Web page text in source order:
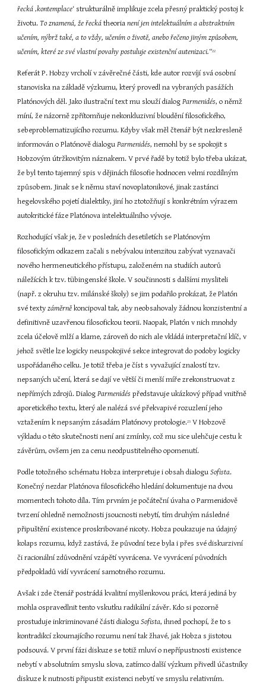
řecká ‚kontemplace‘ strukturálně implikuje zcela přesný praktický postoj k
životu. To znamená, že řecká theoria není jen intelektuálním a abstraktním
učením, nýbrž také, a to vždy, učením o životě, anebo řečeno jiným způsobem,
učením, které ze své vlastní povahy postuluje existenční autenizaci.“22
Referát P. Hobzy vrcholí v závěrečné části, kde autor rozvíjí svá osobní
stanoviska na základě výzkumu, který provedl na vybraných pasážích
Platónových děl. Jako ilustrační text mu slouží dialog Parmenidés, o němž
míní, že názorně zpřítomňuje nekonkluzivní bloudění filosofického,
sebeproblematizujícího rozumu. Kdyby však měl čtenář být nezkresleně
informován o Platónově dialogu Parmenidés, nemohl by se spokojit s
Hobzovým útržkovitým náznakem. V prvé řadě by totiž bylo třeba ukázat,
že byl tento tajemný spis v dějinách filosofie hodnocen velmi rozdílným
způsobem. Jinak se k němu staví novoplatonikové, jinak zastánci
hegelovského pojetí dialektiky, jiní ho ztotožňují s konkrétním výrazem
autokritické fáze Platónova intelektuálního vývoje.
Rozhodující však je, že v posledních desetiletích se Platónovým
filosofickým odkazem začali s nebývalou intenzitou zabývat vyznavači
nového hermeneutického přístupu, založeném na studiích autorů
náležících k tzv. tübingenské škole. V součinnosti s dalšími mysliteli
(např. z okruhu tzv. milánské školy) se jim podařilo prokázat, že Platón
své texty záměrně koncipoval tak, aby neobsahovaly žádnou konzistentní a
definitivně uzavřenou filosofickou teorii. Naopak, Platón v nich mnohdy
zcela účelově mlží a klame, zároveň do nich ale vkládá interpretační klíč, v
jehož světle lze logicky neuspokojivé sekce integrovat do podoby logicky
uspořádaného celku. Je totiž třeba je číst s vyvažující znalostí tzv.
nepsaných učení, která se dají ve větší či menší míře zrekonstruovat z
nepřímých zdrojů. Dialog Parmenidés představuje ukázkový případ vnitřně
aporetického textu, který ale nalézá své překvapivé rozuzlení jeho
vztažením k nepsaným zásadám Platónovy protologie.23 V Hobzově
výkladu o této skutečnosti není ani zmínky, což mu sice ulehčuje cestu k
závěrům, ovšem jen za cenu neodpustitelného opomenutí.
Podle totožného schématu Hobza interpretuje i obsah dialogu Sofista.
Konečný nezdar Platónova filosofického hledání dokumentuje na dvou
momentech tohoto díla. Tím prvním je počáteční úvaha o Parmenidově
tvrzení ohledně nemožnosti jsoucnosti nebytí, tím druhým následné
připuštění existence proskribované nicoty. Hobza poukazuje na údajný
kolaps rozumu, když zastává, že původní teze byla i přes své diskurzivní
či racionální zdůvodnění vzápětí vyvrácena. Ve vyvrácení původních
předpokladů vidí vyvrácení samotného rozumu.
Avšak i zde čtenář postrádá kvalitní myšlenkovou práci, která jediná by
mohla ospravedlnit tento vskutku radikální závěr. Kdo si pozorně
prostuduje inkriminované části dialogu Sofista, ihned pochopí, že to s
kontradikcí zkoumajícího rozumu není tak žhavé, jak Hobza s jistotou
podsouvá. V první fázi diskuze se totiž mluví o nepřípustnosti existence
nebytí v absolutním smyslu slova, zatímco další výzkum přivedl účastníky
diskuze k nutnosti připustit existenci nebytí ve smyslu relativním.